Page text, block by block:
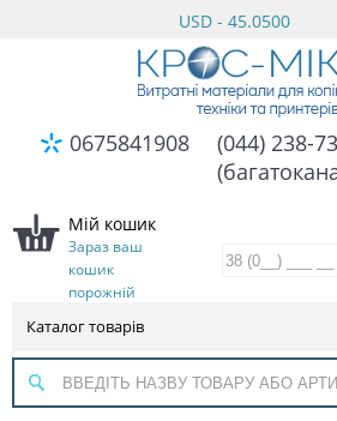
USD - 45.0500
0675841908
(044) 238-
Мій кошик
Зараз ваш
кошик
порожній
Каталог товарів